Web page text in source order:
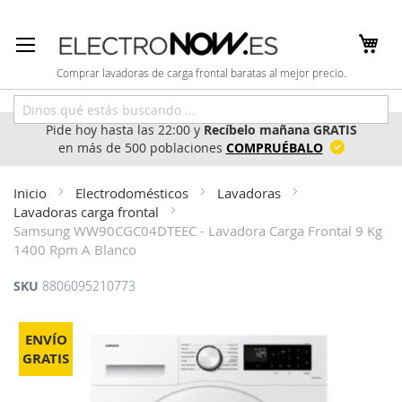
al
contenido
Comprar lavadoras de carga frontal baratas al mejor precio.
Pide hoy hasta las 22:00 yRecíbelo mañana GRATIS
en más de 500 poblaciones COMPRUÉBALO
Inicio Electrodomésticos
Lavadoras
Lavadoras carga frontal
Samsung WW90CGC04DTEEC - Lavadora Carga Frontal 9 Kg
1400 Rpm A Blanco
ENVÍO
GRATIS
SKU 8806095210773
Saltar
final
de